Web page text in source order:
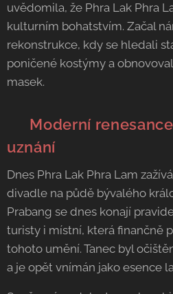
uvědomila, že Phra Lak Phra
kulturním bohatstvím. Začal
rekonstrukce, kdy se hledali
poničené kostýmy a
masek.
✨ Moderní
uznání
Dnes Phra Lak Phra Lam
divadle na půdě bývalého
Prabang se dnes konají
turisty i místní, která finančně
tohoto umění. Tanec byl
a je opět vnímán jako esence